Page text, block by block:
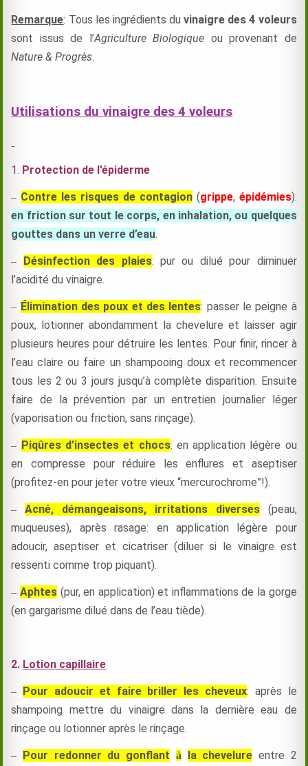
Remarque: Tous les ingrédients duvinaigre des 4 voleurs
sont issus de l’Agriculture Biologique ou provenant de
Nature & Progrès.
Utilisations du vinaigre des 4 voleurs
1. Protection de l’épiderme
– Contre les risques de contagion(grippe, épidémies):
en friction sur tout le corps, en inhalation, ou quelques
gouttes dans un verre d’eau.
– Désinfection des plaies: pur ou dilué pour diminuer
l’acidité du vinaigre.
– Élimination des poux et des lentes: passer le peigne à
poux, lotionner abondamment la chevelure et laisser agir
plusieurs heures pour détruire les lentes. Pour finir, rincer à
l’eau claire ou faire un shampooing doux et recommencer
tous les 2 ou 3 jours jusqu’à complète disparition. Ensuite
faire de la prévention par un entretien journalier léger
(vaporisation ou friction, sans rinçage).
– Piqûres d’insectes et chocs: en application légère ou
en compresse pour réduire les enflures et aseptiser
(profitez-en pour jeter votre vieux “mercurochrome”!).
– Acné, démangeaisons, irritations diverses(peau,
muqueuses), après rasage: en application légère pour
adoucir, aseptiser et cicatriser (diluer si le vinaigre est
ressenti comme trop piquant).
–Aphtes (pur, en application) et inflammations de la gorge
(en gargarisme dilué dans de l’eau tiède).
2. Lotion capillaire
– Pour adoucir et faire briller les cheveux: après le
shampoing mettre du vinaigre dans la dernière eau de
rinçage ou lotionner après le rinçage.
– Pour redonner du gonflant à la chevelure entre 2